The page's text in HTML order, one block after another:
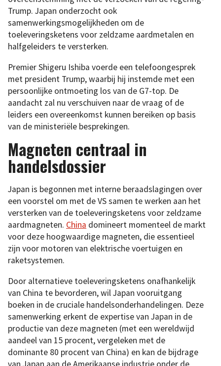
Trump. Japan onderzocht ook
samenwerkingsmogelijkheden om de
toeleveringsketens voor zeldzame aardmetalen en
halfgeleiders te versterken.
Premier Shigeru Ishiba voerde een telefoongesprek
met president Trump, waarbij hij instemde met een
persoonlijke ontmoeting los van de G7-top. De
aandacht zal nu verschuiven naar de vraag of de
leiders een overeenkomst kunnen bereiken op basis
van de ministeriële besprekingen.
Magneten centraal in
handelsdossier
Japan is begonnen met interne beraadslagingen over
een voorstel om met de VS samen te werken aan het
versterken van de toeleveringsketens voor zeldzame
aardmagneten. China domineert momenteel de markt
voor deze hoogwaardige magneten, die essentieel
zijn voor motoren van elektrische voertuigen en
raketsystemen.
Door alternatieve toeleveringsketens onafhankelijk
van China te bevorderen, wil Japan vooruitgang
boeken in de cruciale handelsonderhandelingen. Deze
samenwerking erkent de expertise van Japan in de
productie van deze magneten (met een wereldwijd
aandeel van 15 procent, vergeleken met de
dominante 80 procent van China) en kan de bijdrage
van Japan aan de Amerikaanse industrie onder de